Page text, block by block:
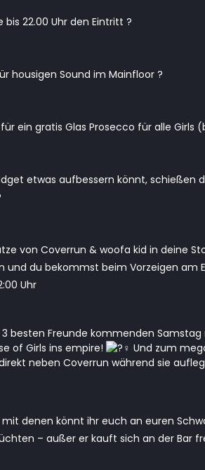
22.00 Uhr den Eintritt ?
housigen Sound im Mainfloor?
ein gratis Glas Prosecco für alle Girls
etwas aufbessern könnt, schießen
von Coverrun & woofa kid in deine
und du bekommst beim Vorzeigen am
Uhr
besten Freunde kommenden Samstag
of Girls ins empire!
Und zum
neben Coverrun während sie
denen könnt ihr euch an euren
– außer er kauft sich an der Bar